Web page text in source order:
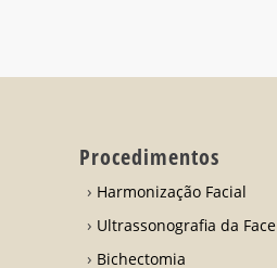
Procedimentos
Harmonização Facial
Ultrassonografia da Face
Bichectomia